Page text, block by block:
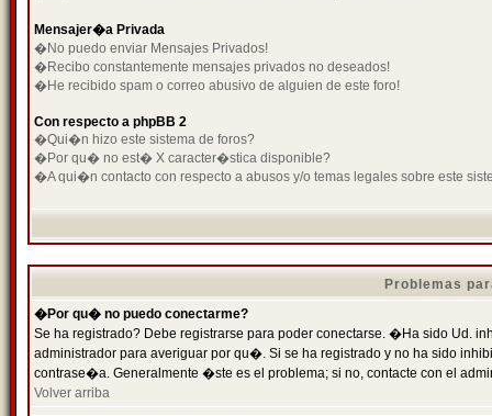
Mensajer�a Privada
�No puedo enviar Mensajes Privados!
�Recibo constantemente mensajes privados no deseados!
�He recibido spam o correo abusivo de alguien de este foro!
Con respecto a phpBB 2
�Qui�n hizo este sistema de foros?
�Por qu� no est� X caracter�stica disponible?
�A qui�n contacto con respecto a abusos y/o temas legales sobre este
Problemas
�Por qu� no puedo conectarme?
Se ha registrado? Debe registrarse para poder conectarse. �Ha sido Ud.
administrador para averiguar por qu�. Si se ha registrado y no ha sido
contrase�a. Generalmente �ste es el problema; si no, contacte con el
Volver arriba